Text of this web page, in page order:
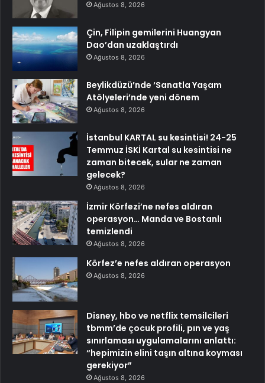
Ağustos 8, 2026
Çin, Filipin gemilerini Huangyan
Dao’dan uzaklaştırdı
Ağustos 8, 2026
Beylikdüzü’nde ‘Sanatla Yaşam
Atölyeleri’nde yeni dönem
Ağustos 8, 2026
İstanbul KARTAL su kesintisi! 24-25
Temmuz İSKİ Kartal su kesintisi ne
zaman bitecek, sular ne zaman
gelecek?
Ağustos 8, 2026
İzmir Körfezi’ne nefes aldıran
operasyon… Manda ve Bostanlı
temizlendi
Ağustos 8, 2026
Körfez’e nefes aldıran operasyon
Ağustos 8, 2026
Disney, hbo ve netflix temsilcileri
tbmm’de çocuk profili, pın ve yaş
sınırlaması uygulamalarını anlattı:
“hepimizin elini taşın altına koyması
gerekiyor”
Ağustos 8, 2026